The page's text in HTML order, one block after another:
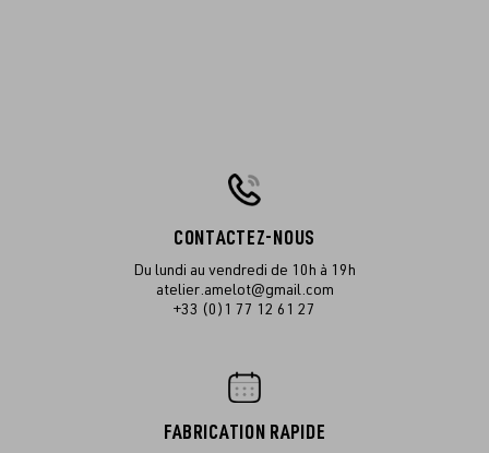
CONTACTEZ-NOUS
Du lundi au vendredi de 10h à 19h
atelier.amelot@gmail.com
+33 (0)1 77 12 61 27
FABRICATION RAPIDE